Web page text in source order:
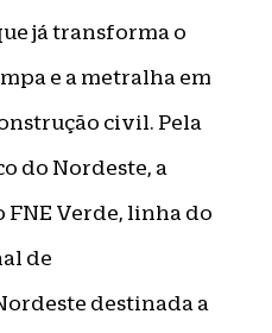
já transforma o
e a metralha em
civil. Pela
do Nordeste, a
FNE Verde, linha do
de
destinada a